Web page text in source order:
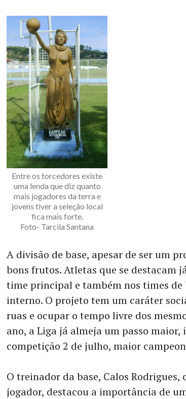
Entre os torcedores existe
uma lenda que diz quanto
mais jogadores da terra e
jovens tiver a seleção local
fica mais forte.
Foto- Tarcila Santana
A divisão de base, apesar de ser um
bons frutos. Atletas que se destacam
time principal e também nos times
interno. O projeto tem um caráter
ruas e ocupar o tempo livre dos
ano, a Liga já almeja um passo maior,
competição 2 de julho, maior
O treinador da base, Calos Rodrigues,
jogador, destacou a importância de